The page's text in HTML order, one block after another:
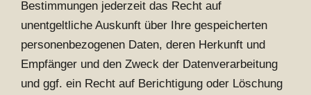
Bestimmungen jederzeit das Recht auf
unentgeltliche Auskunft über Ihre gespeicherten
personenbezogenen Daten, deren Herkunft und
Empfänger und den Zweck der Datenverarbeitung
und ggf. ein Recht auf Berichtigung oder Löschung